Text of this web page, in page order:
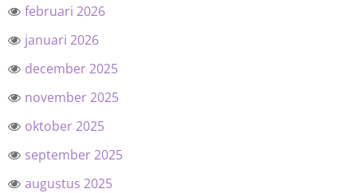
februari 2026
januari 2026
december 2025
november 2025
oktober 2025
september 2025
augustus 2025